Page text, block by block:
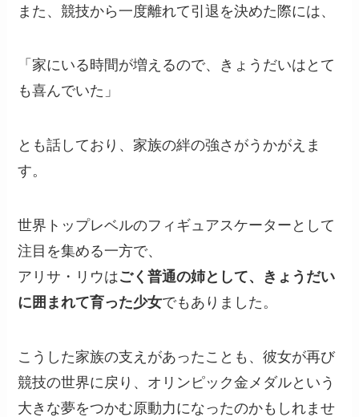
また、競技から一度離れて引退を決めた際には、
「家にいる時間が増えるので、きょうだいはとて
も喜んでいた」
とも話しており、家族の絆の強さがうかがえま
す。
世界トップレベルのフィギュアスケーターとして
注目を集める一方で、
アリサ・リウはごく普通の姉として、きょうだい
に囲まれて育った少女でもありました。
こうした家族の支えがあったことも、彼女が再び
競技の世界に戻り、オリンピック金メダルという
大きな夢をつかむ原動力になったのかもしれませ